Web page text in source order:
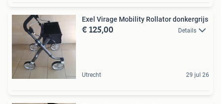
Exel Virage Mobility Rollator donkergrijs
€ 125,00 Details
Utrecht 29 jul 26